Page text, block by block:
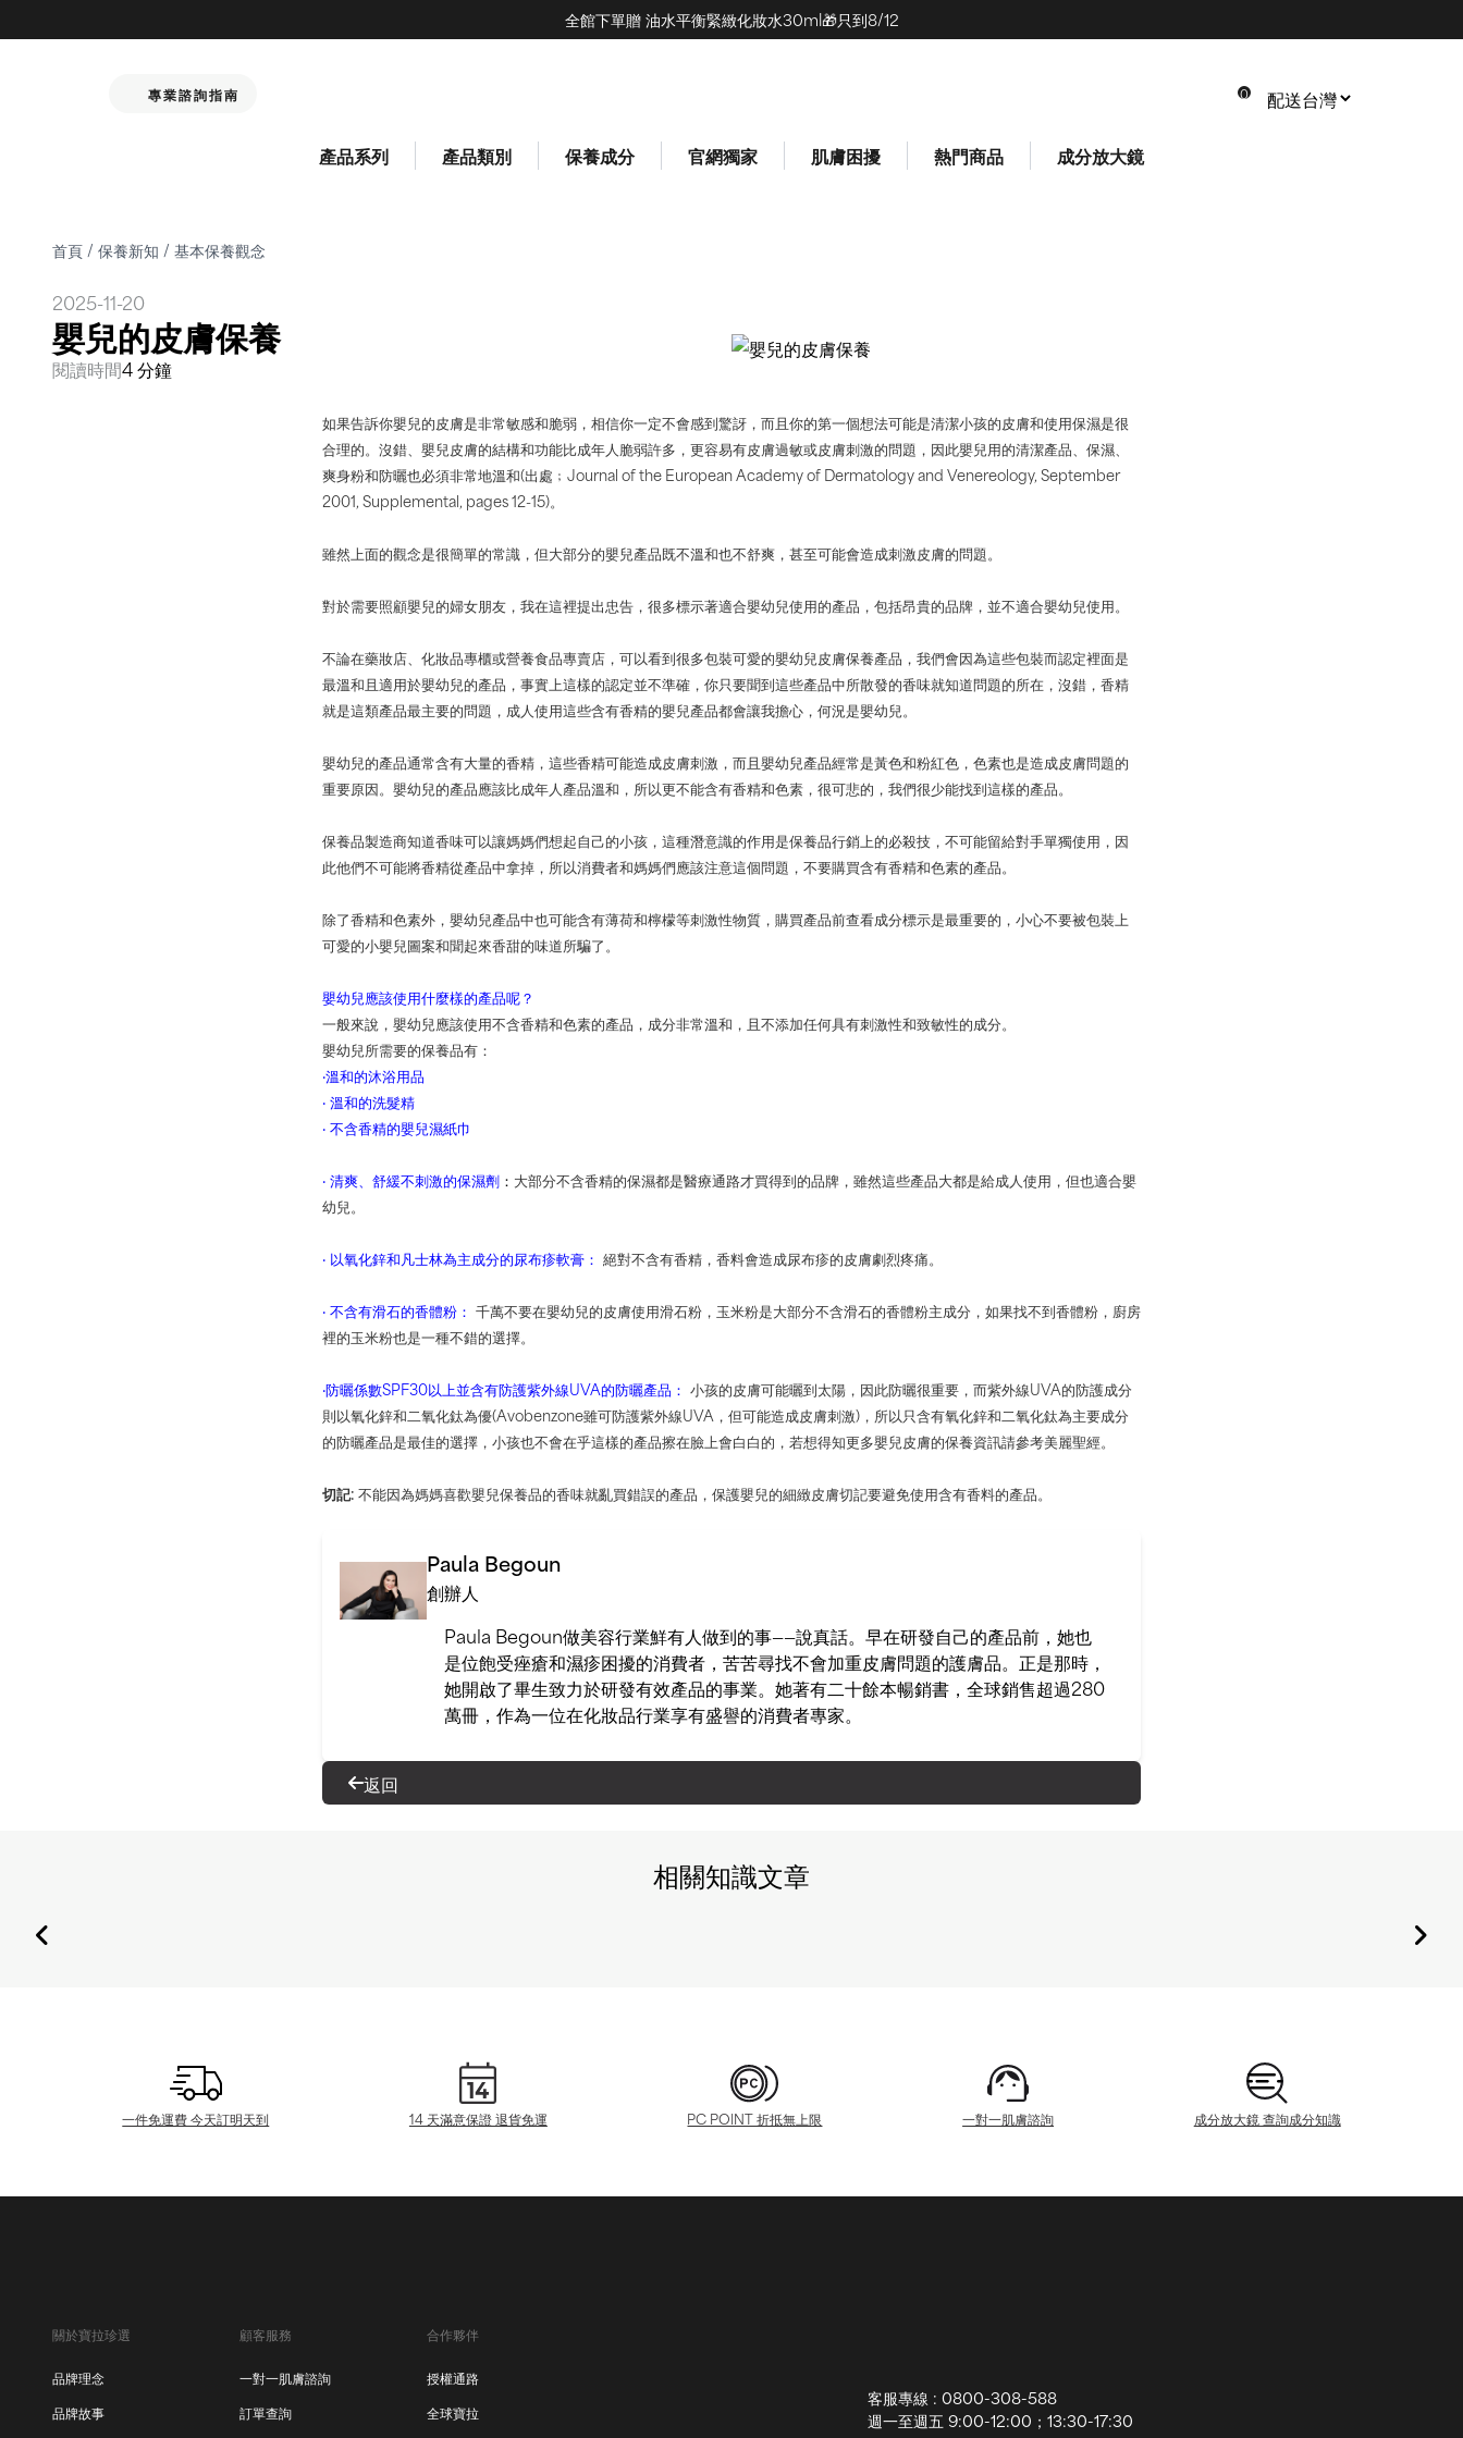
全館下單贈 油水平衡緊緻化妝水30ml🎁只到8/12
專業諮詢指南 0
產品系列 產品類別 保養成分 官網獨家 肌膚困擾 熱門商品 成分放大鏡
首頁 / 保養新知 / 基本保養觀念
2025-11-20
嬰兒的皮膚保養
閱讀時間4 分鐘
如果告訴你嬰兒的皮膚是非常敏感和脆弱，相信你一定不會感到驚訝，而且你的第一個想法可能是清潔小孩的皮膚和使用保濕是很
合理的。沒錯、嬰兒皮膚的結構和功能比成年人脆弱許多，更容易有皮膚過敏或皮膚刺激的問題，因此嬰兒用的清潔產品、保濕、
爽身粉和防曬也必須非常地溫和(出處﹔Journal of the European Academy of Dermatology and Venereology, September
2001, Supplemental, pages 12-15)。
雖然上面的觀念是很簡單的常識，但大部分的嬰兒產品既不溫和也不舒爽，甚至可能會造成刺激皮膚的問題。
對於需要照顧嬰兒的婦女朋友，我在這裡提出忠告，很多標示著適合嬰幼兒使用的產品，包括昂貴的品牌，並不適合嬰幼兒使用。
不論在藥妝店、化妝品專櫃或營養食品專賣店，可以看到很多包裝可愛的嬰幼兒皮膚保養產品，我們會因為這些包裝而認定裡面是
最溫和且適用於嬰幼兒的產品，事實上這樣的認定並不準確，你只要聞到這些產品中所散發的香味就知道問題的所在，沒錯，香精
就是這類產品最主要的問題，成人使用這些含有香精的嬰兒產品都會讓我擔心，何況是嬰幼兒。
嬰幼兒的產品通常含有大量的香精，這些香精可能造成皮膚刺激，而且嬰幼兒產品經常是黃色和粉紅色，色素也是造成皮膚問題的
重要原因。嬰幼兒的產品應該比成年人產品溫和，所以更不能含有香精和色素，很可悲的，我們很少能找到這樣的產品。
保養品製造商知道香味可以讓媽媽們想起自己的小孩，這種潛意識的作用是保養品行銷上的必殺技，不可能留給對手單獨使用，因
此他們不可能將香精從產品中拿掉，所以消費者和媽媽們應該注意這個問題，不要購買含有香精和色素的產品。
除了香精和色素外，嬰幼兒產品中也可能含有薄荷和檸檬等刺激性物質，購買產品前查看成分標示是最重要的，小心不要被包裝上
可愛的小嬰兒圖案和聞起來香甜的味道所騙了。
嬰幼兒應該使用什麼樣的產品呢？
一般來說，嬰幼兒應該使用不含香精和色素的產品，成分非常溫和，且不添加任何具有刺激性和致敏性的成分。
嬰幼兒所需要的保養品有：
‧溫和的沐浴用品
‧溫和的洗髮精
‧不含香精的嬰兒濕紙巾
‧清爽、舒緩不刺激的保濕劑 ： 大部分不含香精的保濕都是醫療通路才買得到的品牌，雖然這些產品大都是給成人使用，但也適合嬰
幼兒。
‧ 以氧化鋅和凡士林為主成分的尿布疹軟膏： 絕對不含有香精，香料會造成尿布疹的皮膚劇烈疼痛。
‧不含有滑石的香體粉： 千萬不要在嬰幼兒的皮膚使用滑石粉，玉米粉是大部分不含滑石的香體粉主成分，如果找不到香體粉，廚房
裡的玉米粉也是一種不錯的選擇。
‧防曬係數SPF30以上並含有防護紫外線UVA的防曬產品： 小孩的皮膚可能曬到太陽，因此防曬很重要，而紫外線UVA的防護成分
則以氧化鋅和二氧化鈦為優(Avobenzone雖可防護紫外線UVA，但可能造成皮膚刺激)，所以只含有氧化鋅和二氧化鈦為主要成分
的防曬產品是最佳的選擇，小孩也不會在乎這樣的產品擦在臉上會白白的，若想得知更多嬰兒皮膚的保養資訊請參考美麗聖經。
切記:不能因為媽媽喜歡嬰兒保養品的香味就亂買錯誤的產品，保護嬰兒的細緻皮膚切記要避免使用含有香料的產品。
Paula Begoun
創辦人
Paula Begoun做美容行業鮮有人做到的事——說真話。早在研發自己的產品前，她也
是位飽受痤瘡和濕疹困擾的消費者，苦苦尋找不會加重皮膚問題的護膚品。正是那時，
她開啟了畢生致力於研發有效產品的事業。她著有二十餘本暢銷書，全球銷售超過280
萬冊，作為一位在化妝品行業享有盛譽的消費者專家。
返回
相關知識文章
一件免運費 今天訂明天到 14 天滿意保證 退貨免運 PC POINT 折抵無上限 一對一肌膚諮詢 成分放大鏡 查詢成分知識
關於寶拉珍選
品牌理念
品牌故事
顧客服務
一對一肌膚諮詢
訂單查詢
合作夥伴
授權通路
全球寶拉
客服專線 : 0800-308-588
週一至週五 9:00-12:00；13:30-17:30